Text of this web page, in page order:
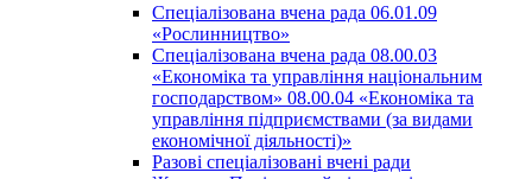
Спеціалізована вчена рада 06.01.09
«Рослинництво»
Спеціалізована вчена рада 08.00.03
«Економіка та управління національним
господарством» 08.00.04 «Економіка та
управління підприємствами (за видами
економічної діяльності)»
Разові спеціалізовані вчені ради